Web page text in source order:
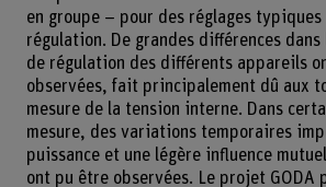
en groupe – pour des réglages
régulation. De grandes différences
de régulation des différents appareils
observées, fait principalement dû aux
mesure de la tension interne. Dans
mesure, des variations temporaires
puissance et une légère influence
ont pu être observées. Le projet GODA